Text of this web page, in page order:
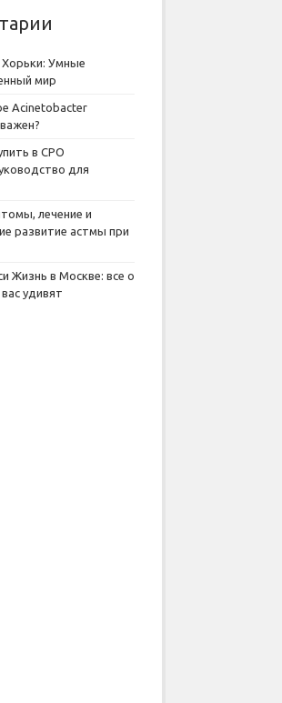
Хорьки: Умные
мир
Acinetobacter
в СРО
для
лечение и
развитие астмы при
Жизнь в Москве: все о
удивят